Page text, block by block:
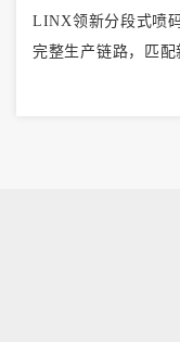
LINX领新分段式喷
完整生产链路，匹配